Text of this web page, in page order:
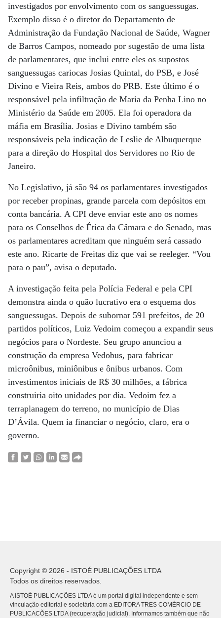
investigados por envolvimento com os sanguessugas.
Exemplo disso é o diretor do Departamento de
Administração da Fundação Nacional de Saúde, Wagner
de Barros Campos, nomeado por sugestão de uma lista
de parlamentares, que inclui entre eles os supostos
sanguessugas cariocas Josias Quintal, do PSB, e José
Divino e Vieira Reis, ambos do PRB. Este último é o
responsável pela infiltração de Maria da Penha Lino no
Ministério da Saúde em 2005. Ela foi operadora da
máfia em Brasília. Josias e Divino também são
responsáveis pela indicação de Leslie de Albuquerque
para a direção do Hospital dos Servidores no Rio de
Janeiro.
No Legislativo, já são 94 os parlamentares investigados
por receber propinas, grande parcela com depósitos em
conta bancária. A CPI deve enviar este ano os nomes
para os Conselhos de Ética da Câmara e do Senado, mas
os parlamentares acreditam que ninguém será cassado
este ano. Ricarte de Freitas diz que vai se reeleger. “Vou
para o pau”, avisa o deputado.
A investigação feita pela Polícia Federal e pela CPI
demonstra ainda o quão lucrativo era o esquema dos
sanguessugas. Depois de subornar 591 prefeitos, de 20
partidos políticos, Luiz Vedoim começou a expandir seus
negócios para o Nordeste. Seu grupo anunciou a
construção da empresa Vedobus, para fabricar
microônibus, miniônibus e ônibus urbanos. Com
investimentos iniciais de R$ 30 milhões, a fábrica
construiria oito unidades por dia. Vedoim fez a
terraplanagem do terreno, no município de Dias
D’Ávila. Quem ia financiar o negócio, claro, era o
governo.
Copyright © 2026 - ISTOÉ PUBLICAÇÕES LTDA
Todos os direitos reservados.
A ISTOÉ PUBLICAÇÕES LTDA é um portal digital independente e sem
vinculação editorial e societária com a EDITORA TRES COMÉRCIO DE
PUBLICACÕES LTDA (recuperação judicial). Informamos também que não